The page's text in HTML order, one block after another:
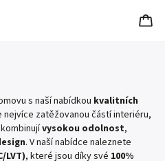
s naší nabídkou kvalitních
nejvíce zatěžovanou částí interiéru,
vysokou odolnost,
. V naší nabídce naleznete
LVT), které jsou díky své 100%